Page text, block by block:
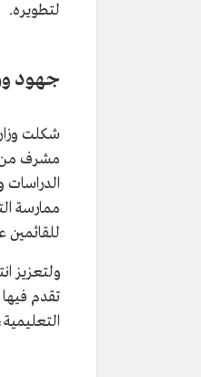
لتطويره.
جهود
مشرف من
الدراسات
ممارسة
للقائمين
ولتعزيز
تقدم